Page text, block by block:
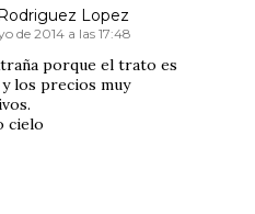
Lopez
de 2014 a las 17:48
porque el trato es
los precios muy
cielo